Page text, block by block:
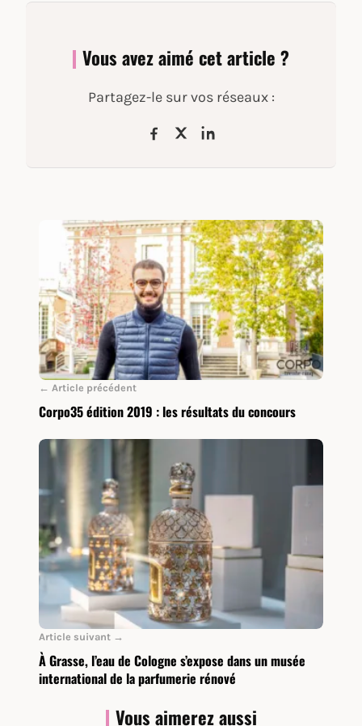
Vous avez aimé cet article ?
Partagez-le sur vos réseaux :
← Article précédent
Corpo35 édition 2019 : les résultats du concours
Article suivant →
À Grasse, l’eau de Cologne s’expose dans un musée
international de la parfumerie rénové
Vous aimerez aussi